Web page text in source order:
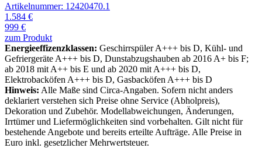
Artikelnummer: 12420470.1
1.584 €
999 €
zum Produkt
Energieeffizenzklassen: Geschirrspüler A+++ bis D, Kühl- und
Gefriergeräte A+++ bis D, Dunstabzugshauben ab 2016 A+ bis F;
ab 2018 mit A++ bis E und ab 2020 mit A+++ bis D,
Elektrobacköfen A+++ bis D, Gasbacköfen A+++ bis D
Hinweis: Alle Maße sind Circa-Angaben. Sofern nicht anders
deklariert verstehen sich Preise ohne Service (Abholpreis),
Dekoration und Zubehör. Modellabweichungen, Änderungen,
Irrtümer und Liefermöglichkeiten sind vorbehalten. Gilt nicht für
bestehende Angebote und bereits erteilte Aufträge. Alle Preise in
Euro inkl. gesetzlicher Mehrwertsteuer.